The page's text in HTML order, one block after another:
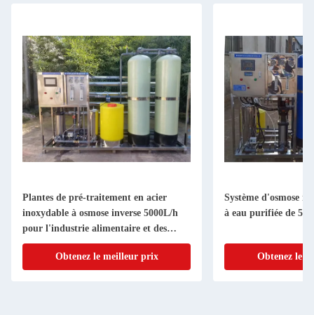
Plantes de pré-traitement en acier
inoxydable à osmose inverse 5000L/h
pour l'industrie alimentaire et des
boissons
Obtenez le meilleur prix
Système d'osmose
à eau purifiée de
Obtenez le